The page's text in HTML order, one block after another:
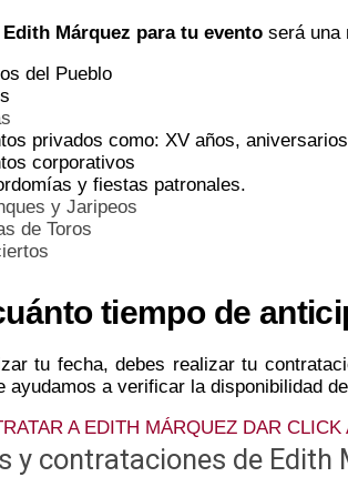
Márquez para tu evento será una
del Pueblo
privados como: XV años,
corporativos
y fiestas patronales.
y Jaripeos
de Toros
tiempo de
tu fecha, debes realizar tu
ayudamos a verificar la disponibilidad
A EDITH MÁRQUEZ DAR CLICK
y contrataciones de Edith